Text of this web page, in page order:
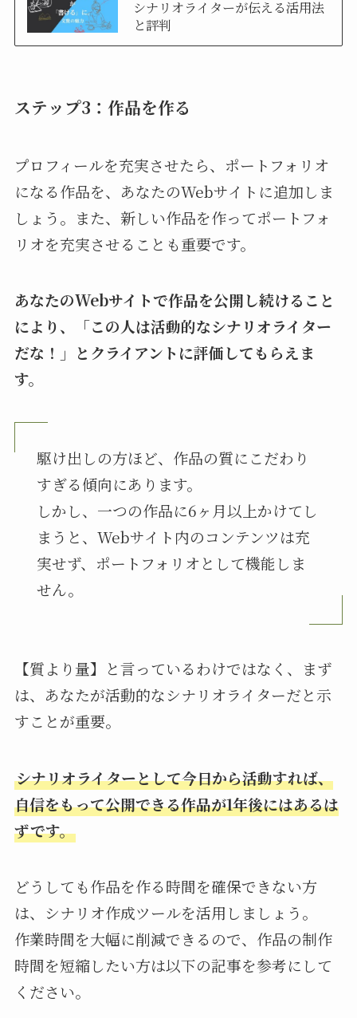
シナリオライターが伝える活用法
と評判
ステップ3：作品を作る
プロフィールを充実させたら、ポートフォリオ
になる作品を、あなたのWebサイトに追加しま
しょう。また、新しい作品を作ってポートフォ
リオを充実させることも重要です。
あなたのWebサイトで作品を公開し続けること
により、「この人は活動的なシナリオライター
だな！」とクライアントに評価してもらえま
す。
駆け出しの方ほど、作品の質にこだわり
すぎる傾向にあります。
しかし、一つの作品に6ヶ月以上かけてし
まうと、Webサイト内のコンテンツは充
実せず、ポートフォリオとして機能しま
せん。
【質より量】と言っているわけではなく、まず
は、あなたが活動的なシナリオライターだと示
すことが重要。
シナリオライターとして今日から活動すれば、
自信をもって公開できる作品が1年後にはあるは
ずです。
どうしても作品を作る時間を確保できない方
は、シナリオ作成ツールを活用しましょう。
作業時間を大幅に削減できるので、作品の制作
時間を短縮したい方は以下の記事を参考にして
ください。